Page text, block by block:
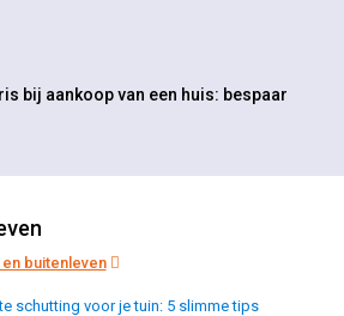
bij aankoop van een huis: bespaar
buitenleven